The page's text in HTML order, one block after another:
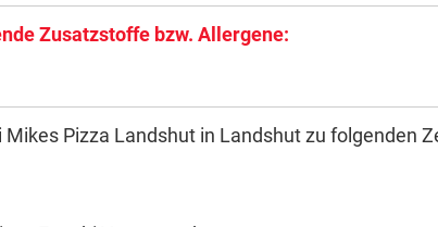
Zusatzstoffe bzw. Allergene:
Mikes Pizza Landshut in Landshut zu folgenden